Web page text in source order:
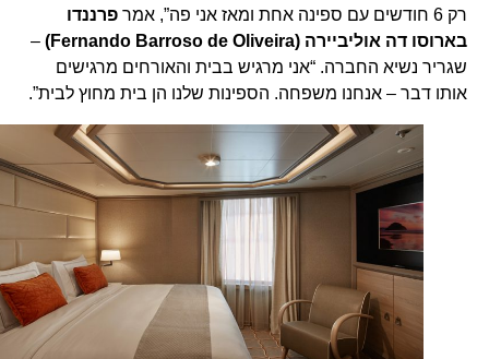
רק 6 חודשים עם ספינה אחת ומאז אני פה”, אמר
פרננדו
בארוסו דה אוליביירה (Fernando Barroso de Oliveira)
–
שגריר נשיא החברה. “אני מרגיש בבית והאורחים מרגישים
אותו דבר – אנחנו משפחה. הספינות שלנו הן בית מחוץ לבית”.